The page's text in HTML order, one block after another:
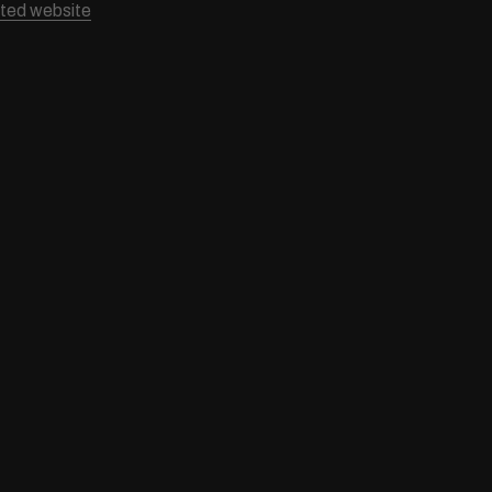
website